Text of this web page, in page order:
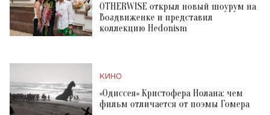
OTHERWISE открыл новый шоурум на
Воздвиженке и представил
коллекцию Hedonism
КИНО
«Одиссея» Кристофера Нолана: чем
фильм отличается от поэмы Гомера